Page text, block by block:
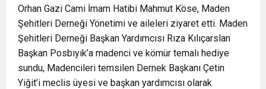
Orhan Gazi Cami İmam Hatibi Mahmut Köse, Maden
Şehitleri Derneği Yönetimi ve aileleri ziyaret etti. Maden
Şehitleri Derneği Başkan Yardımcısı Rıza Kılıçarslan
Başkan Posbıyık’a madenci ve kömür temalı hediye
sundu, Madencileri temsilen Dernek Başkanı Çetin
Yiğit’i meclis üyesi ve başkan yardımcısı olarak